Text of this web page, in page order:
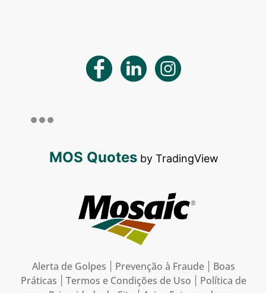
MOS Quotesby TradingView
Alerta de Golpes Prevenção à Fraude
Boas
Práticas
Termos e Condições de Uso
Política de